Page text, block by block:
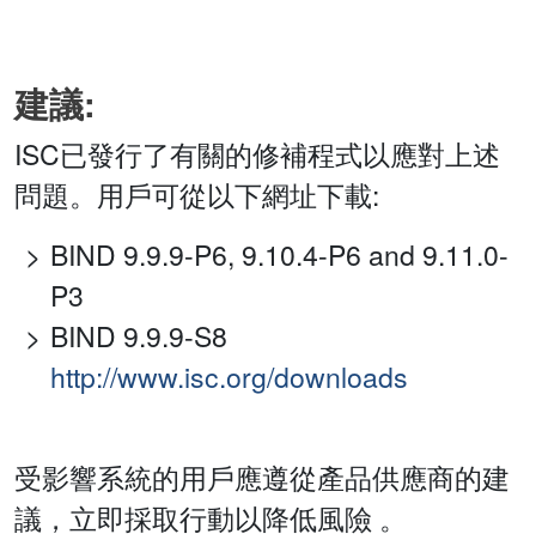
建議:
ISC已發行了有關的修補程式以應對上述
問題。用戶可從以下網址下載:
BIND 9.9.9-P6, 9.10.4-P6 and 9.11.0-
P3
BIND 9.9.9-S8
http://www.isc.org/downloads
受影響系統的用戶應遵從產品供應商的建
議，立即採取行動以降低風險 。